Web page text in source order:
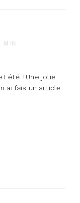
MIN
été ! Une jolie
ai fais un article